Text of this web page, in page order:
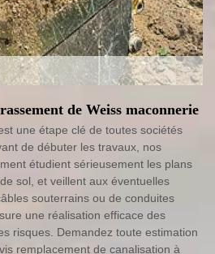
de Weiss maconnerie
une étape clé de toutes sociétés
de débuter les travaux, nos
étudient sérieusement les plans
sol, et veillent aux éventuelles
souterrains ou de conduites
une réalisation efficace des
risques. Demandez toute estimation
remplacement de canalisation à